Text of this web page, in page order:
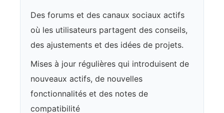
Des forums et des canaux sociaux actifs
où les utilisateurs partagent des conseils,
des ajustements et des idées de projets.
Mises à jour régulières qui introduisent de
nouveaux actifs, de nouvelles
fonctionnalités et des notes de
compatibilité